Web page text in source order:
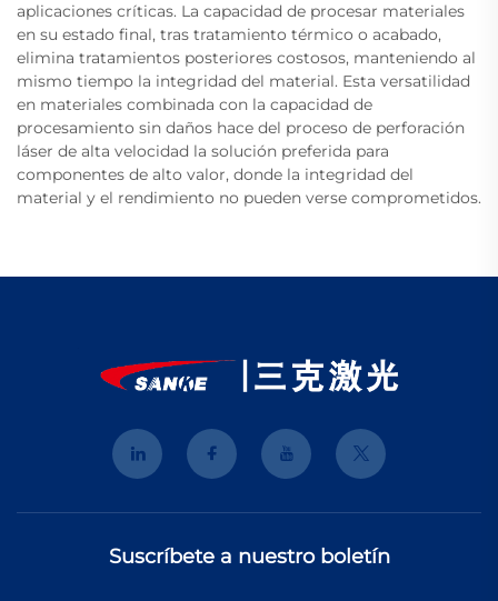
aplicaciones críticas. La capacidad de procesar materiales
en su estado final, tras tratamiento térmico o acabado,
elimina tratamientos posteriores costosos, manteniendo al
mismo tiempo la integridad del material. Esta versatilidad
en materiales combinada con la capacidad de
procesamiento sin daños hace del proceso de perforación
láser de alta velocidad la solución preferida para
componentes de alto valor, donde la integridad del
material y el rendimiento no pueden verse comprometidos.
Suscríbete a nuestro boletín